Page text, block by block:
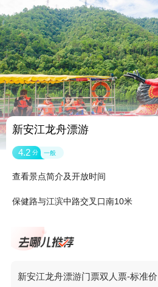
新安江龙舟漂游
4.2 分 一般
查看景点简介及开放时间
保健路与江滨中路交叉口南10米
新安江龙舟漂游门票双人票-标准价
